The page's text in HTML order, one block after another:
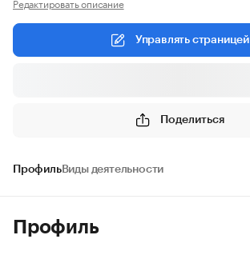
Управлять страницей
Поделиться
ПрофильВиды деятельности
Профиль